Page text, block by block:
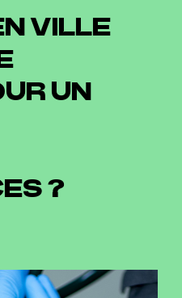
VILLE
UN
?